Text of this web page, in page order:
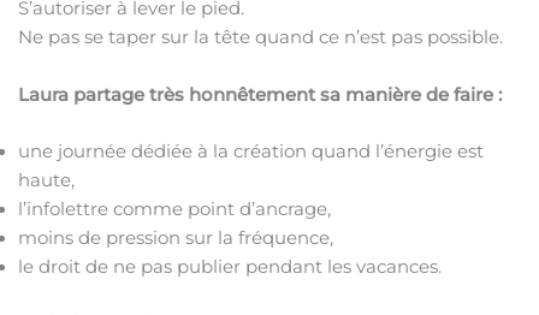
S’autoriser à lever le pied.
Ne pas se taper sur la tête quand ce n’est pas possible.
Laura partage très honnêtement sa manière de faire :
une journée dédiée à la création quand l’énergie est
haute,
l’infolettre comme point d’ancrage,
moins de pression sur la fréquence,
le droit de ne pas publier pendant les vacances.